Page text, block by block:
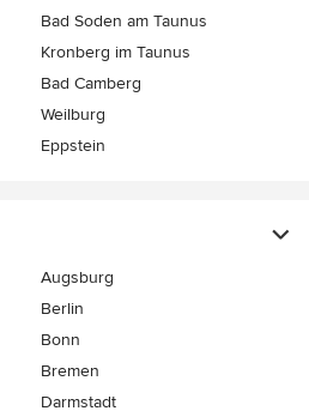
Bad Soden am Taunus
Kronberg im Taunus
Bad Camberg
Weilburg
Eppstein
Augsburg
Berlin
Bonn
Bremen
Darmstadt